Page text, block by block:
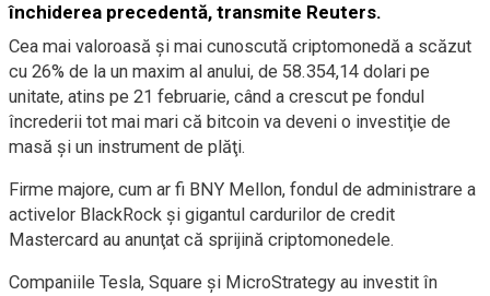
închiderea precedentă, transmite Reuters.
Cea mai valoroasă şi mai cunoscută criptomonedă a scăzut
cu 26% de la un maxim al anului, de 58.354,14 dolari pe
unitate, atins pe 21 februarie, când a crescut pe fondul
încrederii tot mai mari că bitcoin va deveni o investiţie de
masă şi un instrument de plăţi.
Firme majore, cum ar fi BNY Mellon, fondul de administrare a
activelor BlackRock şi gigantul cardurilor de credit
Mastercard au anunţat că sprijină criptomonedele.
Companiile Tesla, Square şi MicroStrategy au investit în